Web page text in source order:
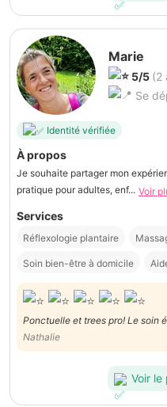
Marie
5/5 (2
Se
Identité vérifiée
À propos
Je souhaite partager mon
pratique pour adultes, enf... Voir
Services
Réflexologie plantaire
Soin bien-être à domicile
Ponctuelle et trees
Nathalie
Voir le